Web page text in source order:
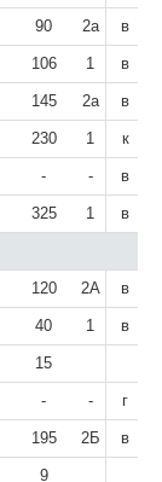
90 2а в
106 1 в
145 2а в
230 1 к
- - в
325 1 в
120 2А в
40 1 в
15
- - г
195 2Б в
9